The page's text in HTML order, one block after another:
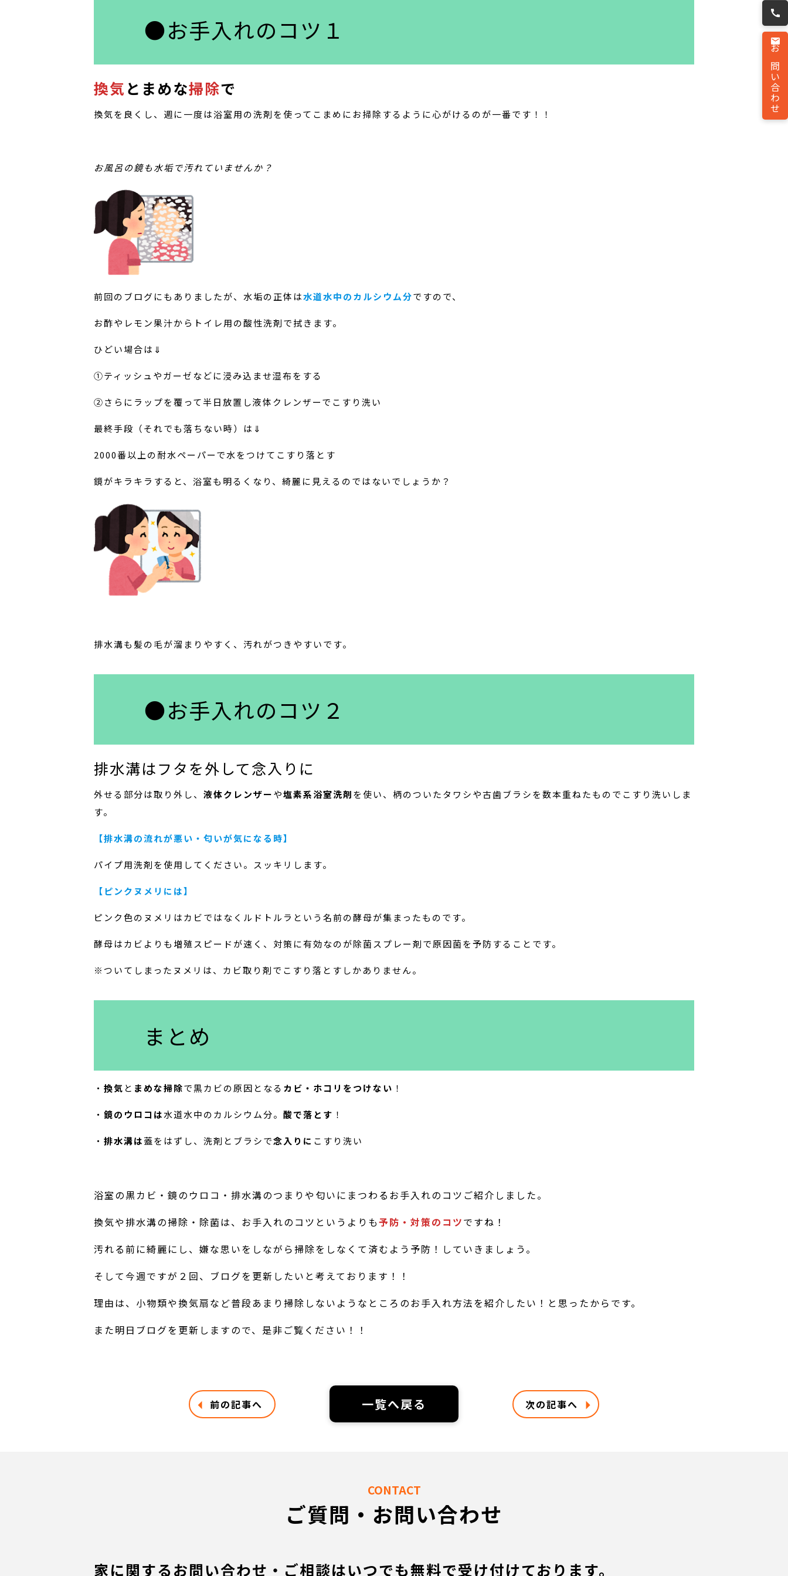
お問い合わせ
●お手入れのコツ１
換気と まめな掃除で
換気を良くし、週に一度は浴室用の洗剤を使ってこまめにお掃除するように心がけるのが一番です！！
お風呂の鏡も水垢で汚れていませんか？
前回のブログにもありましたが、水垢の正体は水道水中のカルシウム分ですので、
お酢やレモン果汁からトイレ用の酸性洗剤で拭きます。
ひどい場合は⇓
①ティッシュやガーゼなどに浸み込ませ湿布をする
②さらにラップを覆って半日放置し液体クレンザーでこすり洗い
最終手段（それでも落ちない時）は⇓
2000番以上の耐水ペーパーで水をつけてこすり落とす
鏡がキラキラすると、浴室も明るくなり、綺麗に見えるのではないでしょうか？
排水溝も髪の毛が溜まりやすく、汚れがつきやすいです。
●お手入れのコツ２
排水溝はフタを外して念入りに
外せる部分は取り外し、 液体クレンザーや塩素系浴室洗剤を使い、柄のついたタワシや古歯ブラシを数本重ねたものでこすり洗いしま
す。
【排水溝の流れが悪い・匂いが気になる時】
パイプ用洗剤を使用してください。スッキリします。
【ピンクヌメリには】
ピンク色のヌメリはカビではなくルドトルラという名前の酵母が集まったものです。
酵母はカビよりも増殖スピードが速く、対策に有効なのが除菌スプレー剤で原因菌を予防することです。
※ついてしまったヌメリは、カビ取り剤でこすり落とすしかありません。
まとめ
・ 換気 と まめな掃除で黒カビの原因となる カビ・ホコリをつけない ！
・ 鏡のウロコは水道水中のカルシウム分。 酸で落とす ！
・ 排水溝は蓋をはずし、洗剤とブラシで念入りに こすり洗い
浴室の黒カビ・鏡のウロコ・排水溝のつまりや匂いにまつわるお手入れのコツご紹介しました。
換気や排水溝の掃除・除菌は、お手入れのコツというよりも予防・対策のコツですね ！
汚れる前に綺麗にし、嫌な思いをしながら掃除をしなくて済むよう予防！していきましょう。
そして今週ですが２回、ブログを更新したいと考えております！！
理由は、小物類や換気扇など普段あまり掃除しないようなところのお手入れ方法を紹介したい！と思ったからです。
また明日ブログを更新しますので、是非ご覧ください！！
前の記事へ 一覧へ戻る 次の記事へ
CONTACT
ご質問・お問い合わせ
家に関するお問い合わせ・ご相談はいつでも無料で受け付けております。